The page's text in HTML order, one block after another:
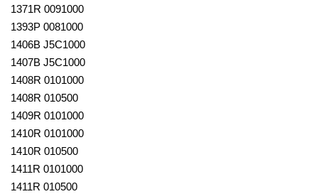
1371R 0091000
1393P 0081000
1406B J5C1000
1407B J5C1000
1408R 0101000
1408R 010500
1409R 0101000
1410R 0101000
1410R 010500
1411R 0101000
1411R 010500